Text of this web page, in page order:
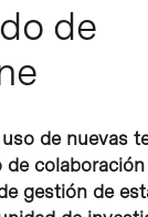
de
de nuevas
gestión de